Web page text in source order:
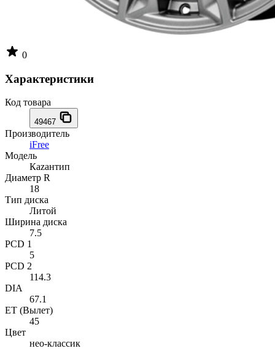
0
Характеристики
Код товара
49467
Производитель
iFree
Модель
Каzантип
Диаметр R
18
Тип диска
Литой
Ширина диска
7.5
PCD 1
5
PCD 2
114.3
DIA
67.1
ET (Вылет)
45
Цвет
нео-классик